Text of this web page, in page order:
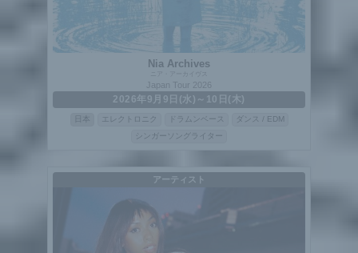
Nia Archives
Japan Tour 2026
2026年9月9日(水)～10日(木)
エレクトロニク ドラムンベース
ダンス / EDM
シンガーソングライター
アーティスト